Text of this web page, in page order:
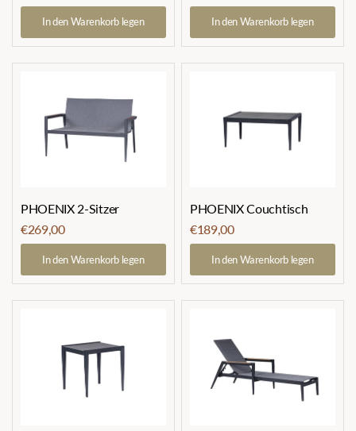
In den Warenkorb legen In den Warenkorb legen
PHOENIX 2-Sitzer
€269,00
In den Warenkorb legen
PHOENIX Couchtisch
€189,00
In den Warenkorb legen